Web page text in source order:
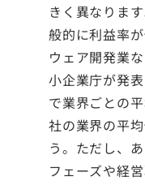
きく異なりま
般的に利益率
ウェア開発業
小企業庁が発
で業界ごとの
社の業界の平
う。ただし、
フェーズや経